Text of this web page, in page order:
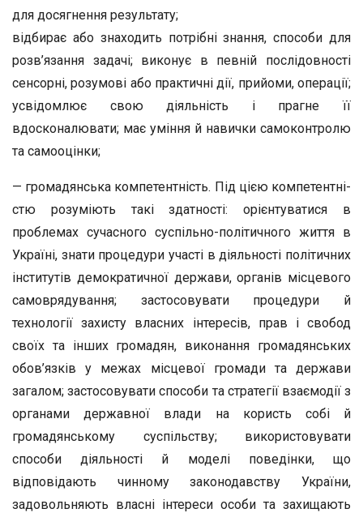
для досягнення результату;
відбирає або знаходить потрібні знання, способи для
розв’язання задачі; виконує в певній послідовності
сенсорні, розу­мові або практичні дії, прийоми, операції;
усвідомлює свою діяльність і прагне її
вдосконалювати; має уміння й навич­ки самоконтролю
та самооцінки;
— громадянська компетентність. Під цією компетентні­
стю розуміють такі здатності: орієнтуватися в
проблемах сучасного суспільно-політичного життя в
Україні, знати процедури участі в діяльності політичних
інститутів демократичної держави, органів місцевого
самоврядування; за­стосовувати процедури й
технології захисту власних інтересів, прав і свобод
своїх та інших громадян, виконання громадянських
обов’язків у межах місцевої громади та дер­жави
загалом; застосовувати способи та стратегії взаємодії з
органами державної влади на користь собі й
громадянсь­кому суспільству; використовувати
способи діяльності й моделі поведінки, що
відповідають чинному законодавст­ву України,
задовольняють власні інтереси особи та захи­щають